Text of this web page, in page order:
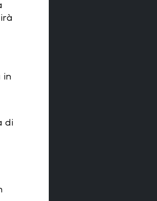
in
di